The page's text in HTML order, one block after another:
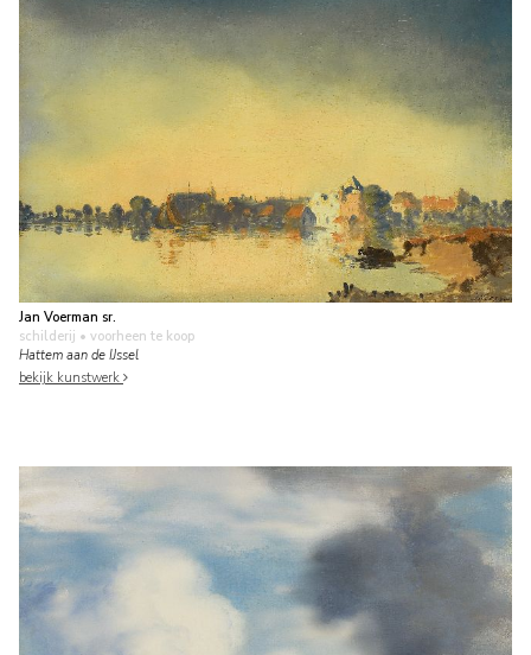
Jan Voerman sr.
schilderij • voorheen te koop
Hattem aan de IJssel
bekijk kunstwerk